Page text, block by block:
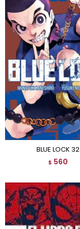
BLUE LOCK 32
$ 560